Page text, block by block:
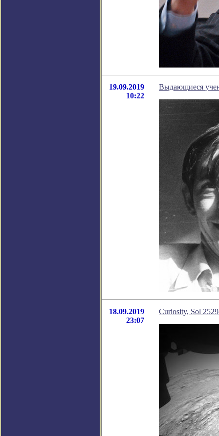
19.09.2019
10:22
Выдающиеся
18.09.2019
23:07
Curiosity, Sol